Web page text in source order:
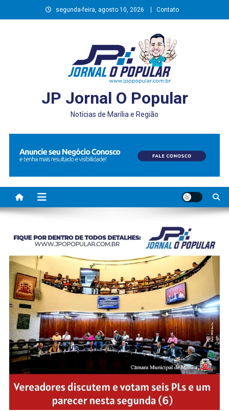
to
segunda-feira, agosto 10, 2026 Contato
JP Jornal O Popular
Notícias de Marília e Região